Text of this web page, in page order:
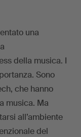
una
della musica. I
Sono
che hanno
musica. Ma
all’ambiente
del